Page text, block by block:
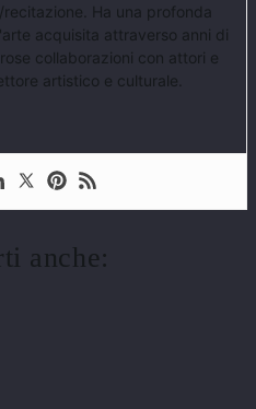
Ha una profonda
acquisita attraverso anni di
collaborazioni con attori e
artistico e culturale.
anche: